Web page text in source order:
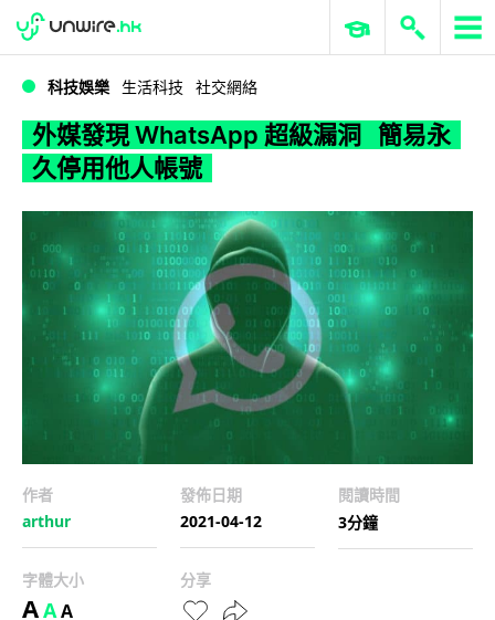
WWDC 2026 ERP 與商業 AI
科技娛樂 生活科技 社交網絡
外媒發現 WhatsApp 超級漏洞 簡易永
久停用他人帳號
作者
arthur
發佈日期
2021-04-12
閱讀時間
3分鐘
字體大小
AAA
分享